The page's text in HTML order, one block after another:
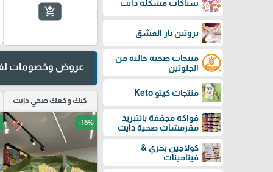
سناكات مشكلة دايت
بروتين بار العشق
منتجات صحية خالية من
الجلوتين
منتجات كيتو Keto
فواكه مجففة بالتبريد
مقرمشات صحية دايت
كولاجين بحري &
فيتامينات
add_shopping_cart
عروض وخصومات
كيك وكعك صحي دايت
favorite_border -16%